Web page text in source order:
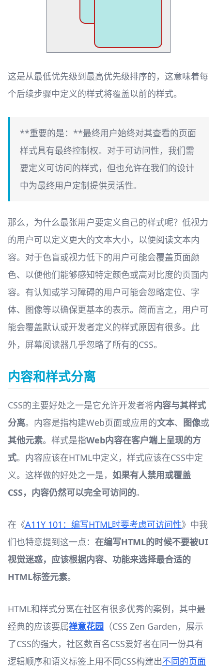
这是从最低优先级到最高优先级排序的，这意味着每
个后续步骤中定义的样式将覆盖以前的样式。
**重要的是：**最终用户始终对其查看的页面
样式具有最终控制权。对于可访问性，我们需
要定义可访问的样式，但也允许在我们的设计
中为最终用户定制提供灵活性。
那么，为什么最张用户要定义自己的样式呢？低视力
的用户可以定义更大的文本大小，以便阅读文本内
容。对于色盲或视力低下的用户可能会覆盖页面颜
色、以便他们能够感知特定颜色或高对比度的页面内
容。有认知或学习障碍的用户可能会忽略定位、字
体、图像等以确保更基本的表示。简而言之，用户可
能会覆盖默认或开发者定义的样式原因有很多。此
外，屏幕阅读器几乎忽略了所有的CSS。
内容和样式分离
CSS的主要好处之一是它允许开发者将内容与其样式
分离。内容是指构建Web页面或应用的文本、 图像或
其他元素。样式是指Web内容在客户端上呈现的方
式。内容应该在HTML中定义，样式应该在CSS中定
义。这样做的好处之一是， 如果有人禁用或覆盖
CSS，内容仍然可以完全可访问的。
在《A11Y 101：编写HTML时要考虑可访问性》中我
们也特意提到这一点： 在编写HTML的时候不要被UI
视觉迷惑，应该根据内容、功能来选择最合适的
HTML标签元素。
HTML和样式分离在社区有很多优秀的案例，其中最
经典的应该要属禅意花园 （CSS Zen Garden，展示
了CSS的强大，社区数百名CSS爱好者在同一份具有
逻辑顺序和语义标签上用不同CSS构建出不同的页面